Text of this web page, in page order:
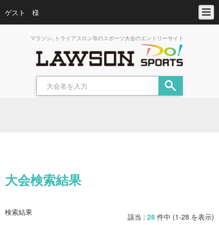
ゲスト 様
マラソン､トライアスロン等のスポーツ大会のエントリーサイト
大会検索結果
検索結果 該当 : 28 件中 (1-28 を表示)